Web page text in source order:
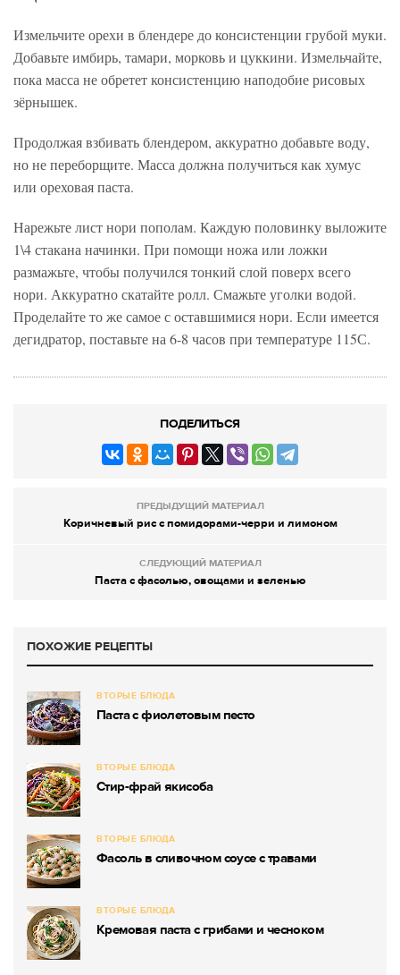
Измельчите орехи в блендере до консистенции грубой муки.
Добавьте имбирь, тамари, морковь и цуккини. Измельчайте,
пока масса не обретет консистенцию наподобие рисовых
зёрнышек.
Продолжая взбивать блендером, аккуратно добавьте воду,
но не переборщите. Масса должна получиться как хумус
или ореховая паста.
Нарежьте лист нори пополам. Каждую половинку выложите
1\4 стакана начинки. При помощи ножа или ложки
размажьте, чтобы получился тонкий слой поверх всего
нори. Аккуратно скатайте ролл. Смажьте уголки водой.
Проделайте то же самое с оставшимися нори. Если имеется
дегидратор, поставьте на 6-8 часов при температуре 115С.
ПОДЕЛИТЬСЯ
ПРЕДЫДУЩИЙ МАТЕРИАЛ
Коричневый рис с помидорами-черри и лимоном
СЛЕДУЮЩИЙ МАТЕРИАЛ
Паста с фасолью, овощами и зеленью
ПОХОЖИЕ РЕЦЕПТЫ
ВТОРЫЕ БЛЮДА
Паста с фиолетовым песто
ВТОРЫЕ БЛЮДА
Стир-фрай якисоба
ВТОРЫЕ БЛЮДА
Фасоль в сливочном соусе с травами
ВТОРЫЕ БЛЮДА
Кремовая паста с грибами и чесноком